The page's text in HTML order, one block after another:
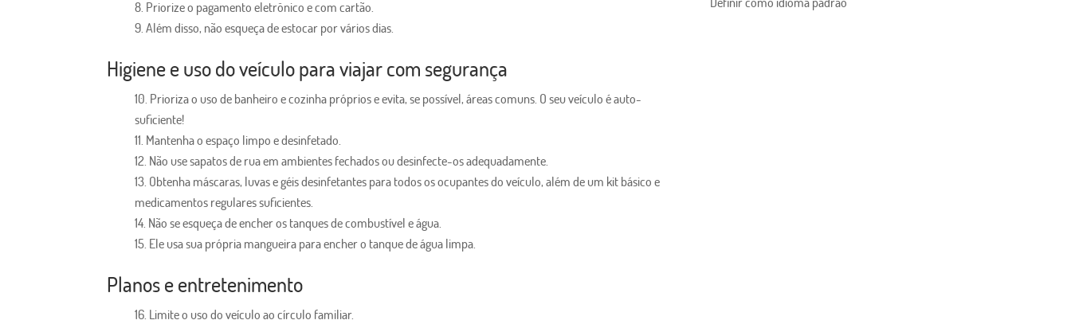
Priorize o pagamento eletrônico e com cartão.
Além disso, não esqueça de estocar por vários dias.
Higiene e uso do veículo para viajar com segurança
Prioriza o uso de banheiro e cozinha próprios e evita, se possível, áreas comuns. O seu veículo é auto-
suficiente!
Mantenha o espaço limpo e desinfetado.
Não use sapatos de rua em ambientes fechados ou desinfecte-os adequadamente.
Obtenha máscaras, luvas e géis desinfetantes para todos os ocupantes do veículo, além de um kit básico e
medicamentos regulares suficientes.
Não se esqueça de encher os tanques de combustível e água.
Ele usa sua própria mangueira para encher o tanque de água limpa.
Planos e entretenimento
Limite o uso do veículo ao círculo familiar.